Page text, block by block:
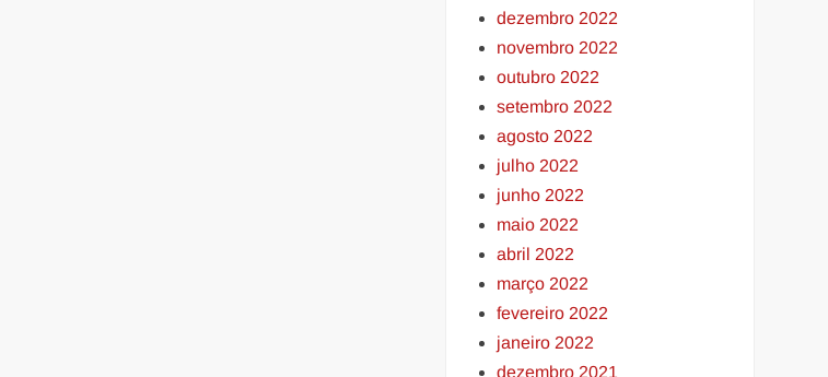
dezembro 2022
novembro 2022
outubro 2022
setembro 2022
agosto 2022
julho 2022
junho 2022
maio 2022
abril 2022
março 2022
fevereiro 2022
janeiro 2022
dezembro 2021